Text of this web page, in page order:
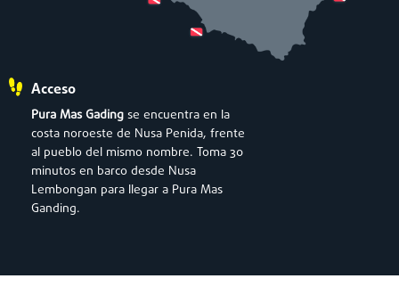
Acceso
Pura Mas Gadingse encuentra en la
costa noroeste de Nusa Penida, frente
al pueblo del mismo nombre. Toma 30
minutos en barco desde Nusa
Lembongan para llegar a Pura Mas
Ganding.